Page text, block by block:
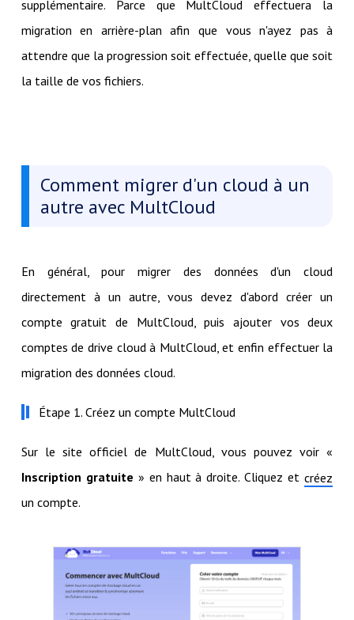
supplémentaire. Parce que MultCloud effectuera la
migration en arrière-plan afin que vous n'ayez pas à
attendre que la progression soit effectuée, quelle que soit
la taille de vos fichiers.
Comment migrer d'un cloud à un
autre avec MultCloud
En général, pour migrer des données d'un cloud
directement à un autre, vous devez d'abord créer un
compte gratuit de MultCloud, puis ajouter vos deux
comptes de drive cloud à MultCloud, et enfin effectuer la
migration des données cloud.
Étape 1. Créez un compte MultCloud
Sur le site officiel de MultCloud, vous pouvez voir «
Inscription gratuite » en haut à droite. Cliquez etcréez
un compte.